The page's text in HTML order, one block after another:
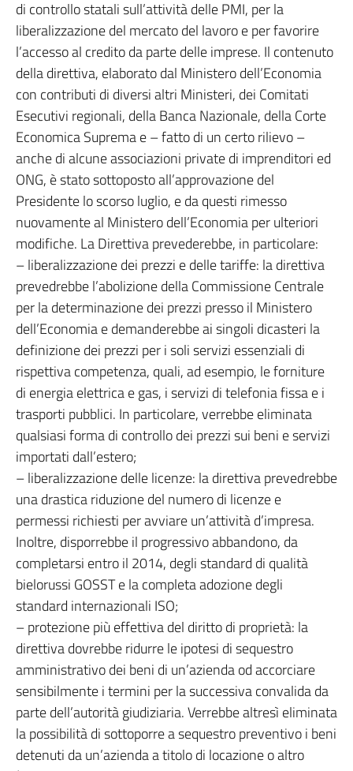
di controllo statali sull’attività delle PMI, per la
liberalizzazione del mercato del lavoro e per favorire
l’accesso al credito da parte delle imprese. Il contenuto
della direttiva, elaborato dal Ministero dell’Economia
con contributi di diversi altri Ministeri, dei Comitati
Esecutivi regionali, della Banca Nazionale, della Corte
Economica Suprema e – fatto di un certo rilievo –
anche di alcune associazioni private di imprenditori ed
ONG, è stato sottoposto all’approvazione del
Presidente lo scorso luglio, e da questi rimesso
nuovamente al Ministero dell’Economia per ulteriori
modifiche. La Direttiva prevederebbe, in particolare:
– liberalizzazione dei prezzi e delle tariffe: la direttiva
prevedrebbe l’abolizione della Commissione Centrale
per la determinazione dei prezzi presso il Ministero
dell’Economia e demanderebbe ai singoli dicasteri la
definizione dei prezzi per i soli servizi essenziali di
rispettiva competenza, quali, ad esempio, le forniture
di energia elettrica e gas, i servizi di telefonia fissa e i
trasporti pubblici. In particolare, verrebbe eliminata
qualsiasi forma di controllo dei prezzi sui beni e servizi
importati dall’estero;
– liberalizzazione delle licenze: la direttiva prevedrebbe
una drastica riduzione del numero di licenze e
permessi richiesti per avviare un’attività d’impresa.
Inoltre, disporrebbe il progressivo abbandono, da
completarsi entro il 2014, degli standard di qualità
bielorussi GOSST e la completa adozione degli
standard internazionali ISO;
– protezione più effettiva del diritto di proprietà: la
direttiva dovrebbe ridurre le ipotesi di sequestro
amministrativo dei beni di un’azienda od accorciare
sensibilmente i termini per la successiva convalida da
parte dell’autorità giudiziaria. Verrebbe altresì eliminata
la possibilità di sottoporre a sequestro preventivo i beni
detenuti da un’azienda a titolo di locazione o altro